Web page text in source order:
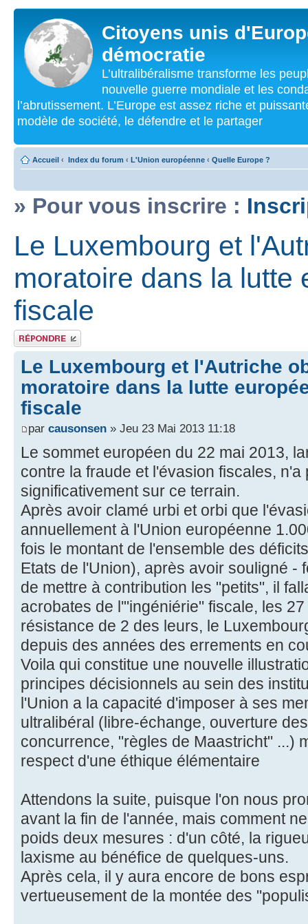
Citoyens unis
démocratie
L’ultralibéralisme transforme les
nouvelle guerre mondiale et les
l’abrutissement. L’Europe est assez riche et
modèle de société, le défendre et le partager
Accueil ‹ Index du forum ‹ L'Union européenne ‹ Quelle Europe ?
» Pour vous inscrire :
Le Luxembourg et
moratoire dans la lutte
fiscale
Répondre
Le Luxembourg et l'Autriche
moratoire dans la lutte
fiscale
par causonsen » Jeu 23 Mai 2013 11:18
Le sommet européen du 22 mai 2013,
contre la fraude et l'évasion fiscales,
significativement sur ce terrain.
Après avoir clamé urbi et orbi que
annuellement à l'Union européenne
fois le montant de l'ensemble des
Etats de l'Union), après avoir souligné -
de mettre à contribution les "petits", il
acrobates de l'"ingéniérie" fiscale, les
résistance de 2 des leurs, le
depuis des années des errements en
Voila qui constitue une nouvelle
principes décisionnels au sein des
l'Union a la capacité d'imposer à ses
ultralibéral (libre-échange, ouverture
concurrence, "règles de Maastricht" ...)
respect d'une éthique élémentaire
Attendons la suite, puisque l'on nous
avant la fin de l'année, mais comment
poids deux mesures : d'un côté, la
laxisme au bénéfice de quelques-uns.
Après cela, il y aura encore de bons
vertueusement de la montée des